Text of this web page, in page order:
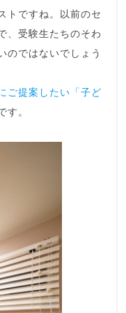
トですね。以前のセ
、受験生たちのそわ
のではないでしょう
ご提案したい「子ど
す。